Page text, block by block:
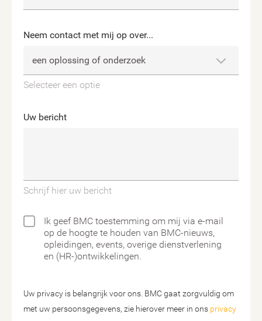
Neem contact met mij op over...
Selecteer een optie
Uw bericht
Schrijf hier uw bericht
Ik geef BMC toestemming om mij via e-mail
op de hoogte te houden van BMC-nieuws,
opleidingen, events, overige dienstverlening
en (HR-)ontwikkelingen.
Uw privacy is belangrijk voor ons. BMC gaat zorgvuldig om
met uw persoonsgegevens, zie hierover meer in ons privacy